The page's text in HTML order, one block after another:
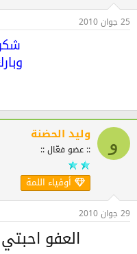
25 جوان 2010
و وليد الحضنة
:: عضو فعّال ::
أوفياء اللمة
29 جوان 2010
العفو